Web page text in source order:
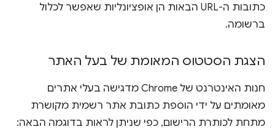
כתובות ה-URL הבאות הן אופציונליות שאפשר לכלול
ברשומה.
הצגת הסטטוס המאומת של בעל האתר
חנות האינטרנט של Chrome מדגישה בעלי אתרים
מאומתים על ידי הוספת כתובת אתר רשמית מקושרת
מתחת לכותרת הרישום, כפי שניתן לראות בדוגמה הבאה: